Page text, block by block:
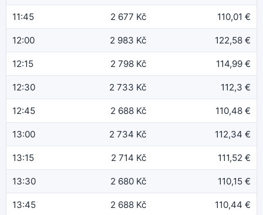
11:45 2 677 Kč 110,01 €
12:00 2 983 Kč 122,58 €
12:15 2 798 Kč 114,99 €
12:30 2 733 Kč 112,3 €
12:45 2 688 Kč 110,48 €
13:00 2 734 Kč 112,34 €
13:15 2 714 Kč 111,52 €
13:30 2 680 Kč 110,15 €
13:45 2 688 Kč 110,44 €